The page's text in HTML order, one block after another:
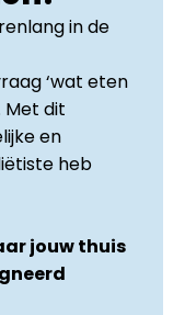
in de
‘wat eten
Met dit
en
heb
jouw thuis